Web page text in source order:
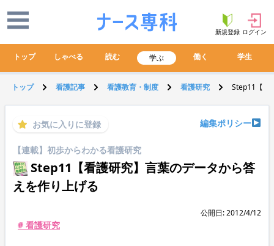
新規登録 ログイン
トップ しゃべる 読む 学ぶ 働く 学生
トップ 看護記事 看護教育・制度 看護研究 Step11【看
お気に入りに登録 編集ポリシー
【連載】初歩からわかる看護研究
Step11【看護研究】言葉のデータから答
えを作り上げる
公開日: 2012/4/12
# 看護研究